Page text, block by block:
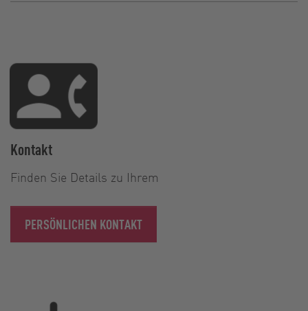
Kontakt
Finden Sie Details zu Ihrem
PERSÖNLICHEN KONTAKT